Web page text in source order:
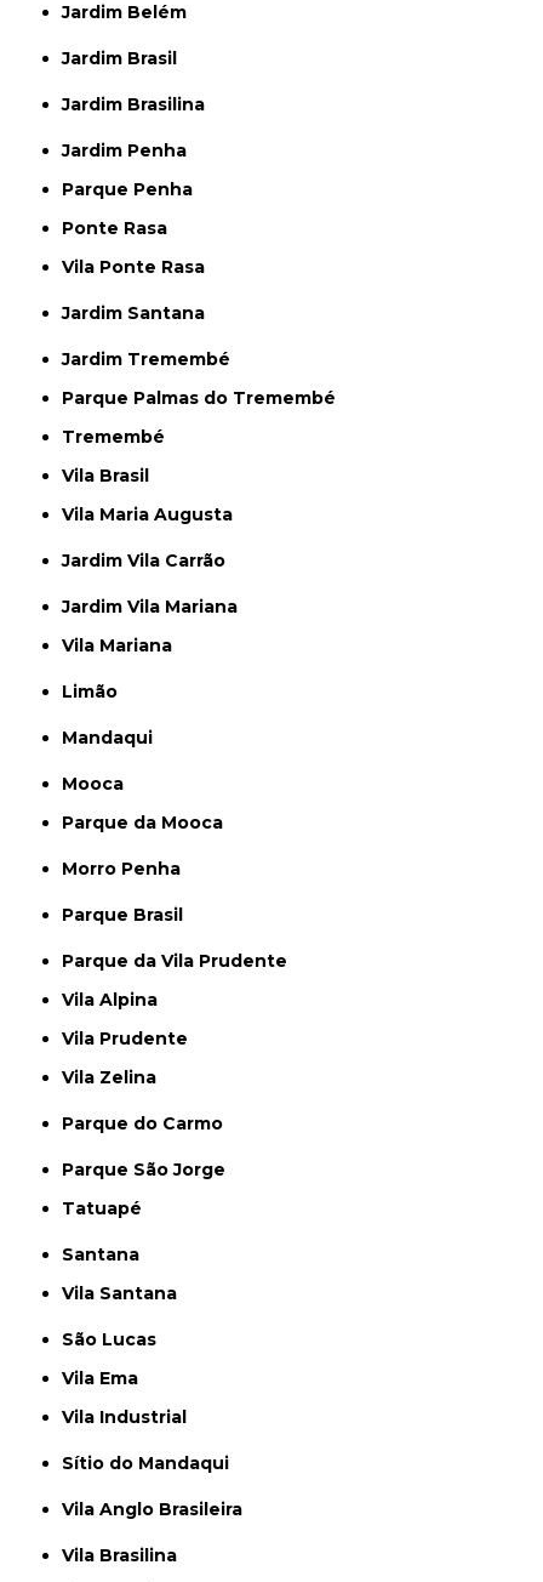
Jardim Belém
Jardim Brasil
Jardim Brasilina
Jardim Penha
Parque Penha
Ponte Rasa
Vila Ponte Rasa
Jardim Santana
Jardim Tremembé
Parque Palmas do Tremembé
Tremembé
Vila Brasil
Vila Maria Augusta
Jardim Vila Carrão
Jardim Vila Mariana
Vila Mariana
Limão
Mandaqui
Mooca
Parque da Mooca
Morro Penha
Parque Brasil
Parque da Vila Prudente
Vila Alpina
Vila Prudente
Vila Zelina
Parque do Carmo
Parque São Jorge
Tatuapé
Santana
Vila Santana
São Lucas
Vila Ema
Vila Industrial
Sítio do Mandaqui
Vila Anglo Brasileira
Vila Brasilina